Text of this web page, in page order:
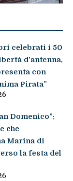
celebrati i 50
d’antenna,
con
Pirata”
Domenico”:
che
Marina di
la festa del